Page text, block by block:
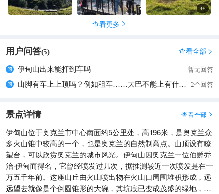
4+
查看更多 
用户问答(5) 查看全部 
伊甸山出来能打到车吗 暂无回答
山脚有车上上顶吗？例如租车……大巴不能上有什么方法？ 2个回答
景点详情 查看全部 
伊甸山位于奥克兰市中心南面约5公里处，高196米，是奥克兰众
多火山锥中较高的一个，也是奥克兰的自然制高点。山顶设有瞭
望台，可以欣赏奥克兰的城市风光。伊甸山因奥克兰一位伯爵乔
治·伊甸而得名，它曾经喷发过几次，据推测较近一次喷发是在一
万五千年前。这座山丘由火山喷出物在火山口周围堆积形成，远
远望去就像是个倒圆锥形的大碗，其坑底已变成茂盛的绿地，十